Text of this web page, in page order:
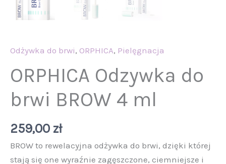
Odżywka do brwi, ORPHICA, Pielęgnacja
ORPHICA Odzywka do
brwi BROW 4 ml
259,00 zł
BROW to rewelacyjna odżywka do brwi, dzięki której
stają się one wyraźnie zagęszczone, ciemniejsze i